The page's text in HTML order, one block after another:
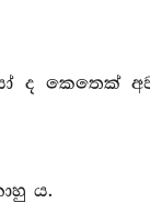
ද කෙතෙක්
ය.